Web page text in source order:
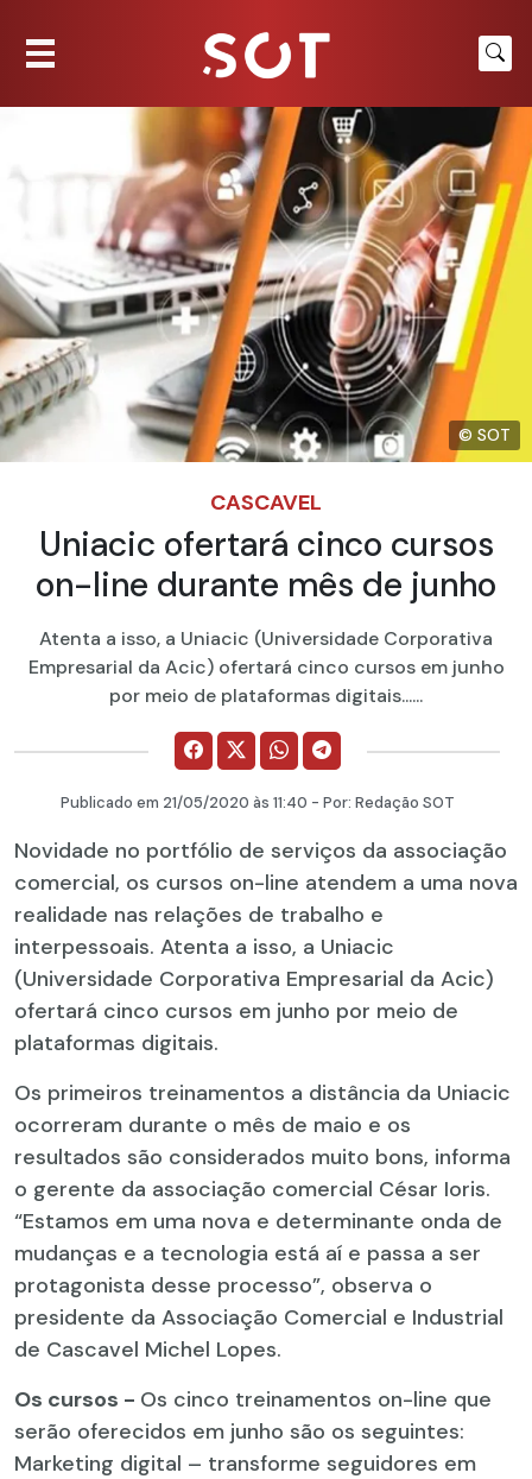
© SOT
CASCAVEL
Uniacic ofertará cinco cursos
on-line durante mês de junho
Atenta a isso, a Uniacic (Universidade Corporativa
Empresarial da Acic) ofertará cinco cursos em junho
por meio de plataformas digitais......
Publicado em 21/05/2020 às 11:40 - Por: Redação SOT
Novidade no portfólio de serviços da associação
comercial, os cursos on-line atendem a uma nova
realidade nas relações de trabalho e
interpessoais. Atenta a isso, a Uniacic
(Universidade Corporativa Empresarial da Acic)
ofertará cinco cursos em junho por meio de
plataformas digitais.
Os primeiros treinamentos a distância da Uniacic
ocorreram durante o mês de maio e os
resultados são considerados muito bons, informa
o gerente da associação comercial César Ioris.
“Estamos em uma nova e determinante onda de
mudanças e a tecnologia está aí e passa a ser
protagonista desse processo”, observa o
presidente da Associação Comercial e Industrial
de Cascavel Michel Lopes.
Os cursos - Os cinco treinamentos on-line que
serão oferecidos em junho são os seguintes:
Marketing digital – transforme seguidores em